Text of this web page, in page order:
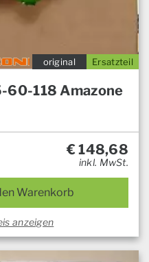
Ersatzteil
original
60-118 Amazone
€148,68
inkl. MwSt.
Warenkorb
anzeigen